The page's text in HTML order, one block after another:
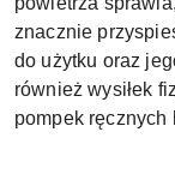
znacznie
do użytku oraz
również wysiłek
pompek ręcznych